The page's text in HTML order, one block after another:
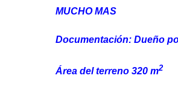
MUCHO MAS
Documentación: Dueño
Área del terreno 320 m2